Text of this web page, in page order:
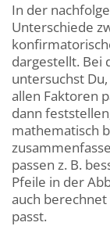
In der
Unterschiede
dargestellt. Bei
untersuchst
allen Faktoren
dann
mathematisch
passen z. B.
Pfeile in der
auch berechnet
passt.